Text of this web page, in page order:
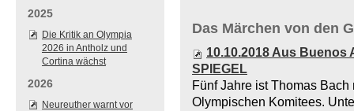
2025
Die Kritik an Olympia
2026 in Antholz und
Cortina wächst
2026
Neureuther warnt vor
Das Märchen von den
10.10.2018 Aus
SPIEGEL
Fünf Jahre ist Thomas
Olympischen Komitees.